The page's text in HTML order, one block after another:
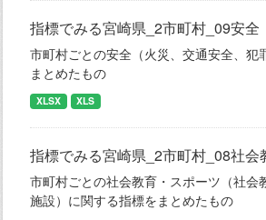
指標でみる宮崎県_2市町村_09安全
市町村ごとの安全（火災、交通安全、犯
まとめたもの
XLSX XLS
指標でみる宮崎県_2市町村_08社会
市町村ごとの社会教育・スポーツ（社会
施設）に関する指標をまとめたもの